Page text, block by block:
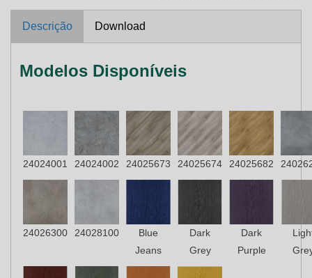
Descrição Download
Modelos Disponíveis
24024001 24024002 24025673 24025674 24025682
24026300 24028100
Blue
Jeans
Dark
Grey
Dark
Purple